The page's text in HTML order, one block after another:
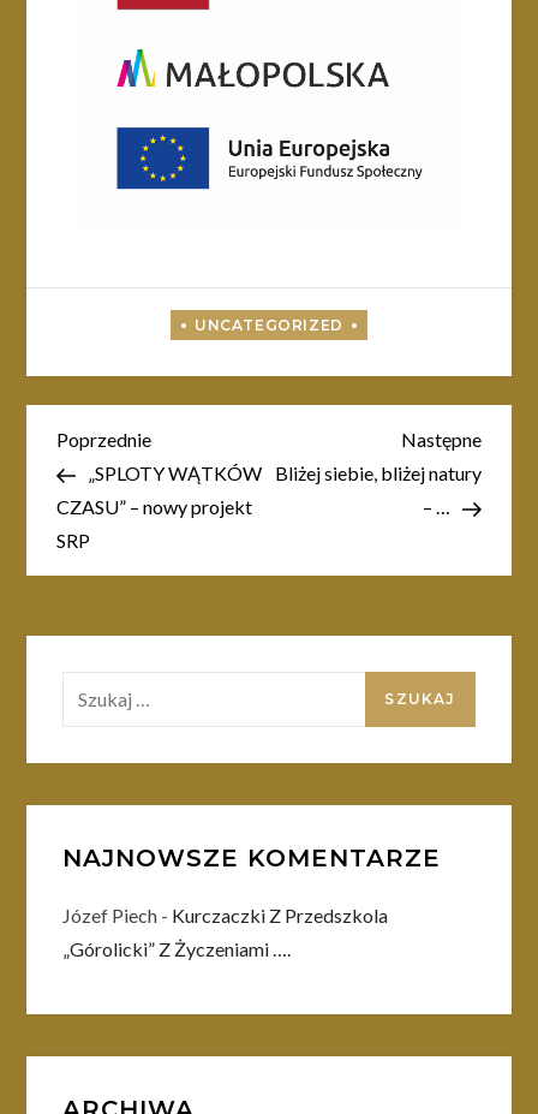
Nawigacja
wpisu
Poprzedni
wpis
Poprzednie
„SPLOTY WĄTKÓW
CZASU” – nowy projekt
SRP
wpis
Następne
Bliżej siebie, bliżej natury
– …
NAJNOWSZE KOMENTARZE
Józef Piech - Kurczaczki Z Przedszkola
„Górolicki” Z Życzeniami ….